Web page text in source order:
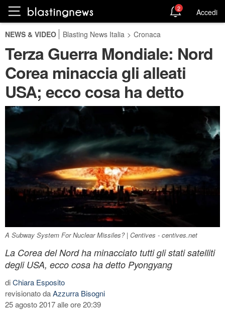
2 Accedi
NEWS & VIDEO Blasting News Italia > Cronaca
Terza Guerra Mondiale: Nord
Corea minaccia gli alleati
USA; ecco cosa ha detto
A Subway System For Nuclear Missiles? | Centives - centives.net
La Corea del Nord ha minacciato tutti gli stati satelliti
degli USA, ecco cosa ha detto Pyongyang
diChiara Esposito
revisionato daAzzurra Bisogni
25 agosto 2017 alle ore 20:39